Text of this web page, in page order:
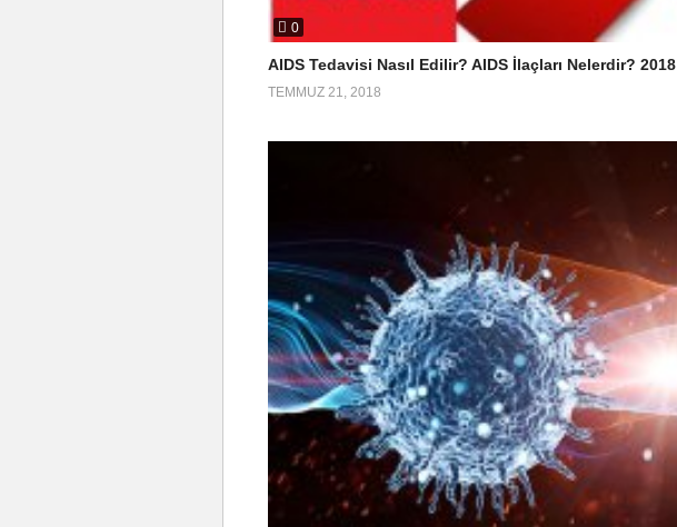
0
AIDS Tedavisi Nasıl Edilir? AIDS İlaçları Nelerdir? 2018
TEMMUZ 21, 2018